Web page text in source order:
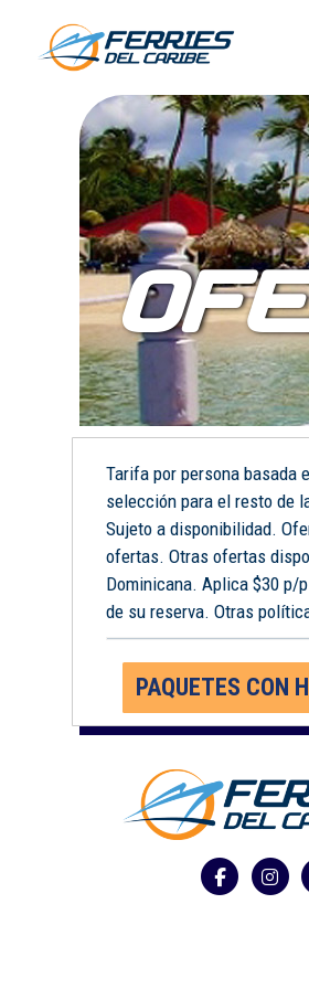
Tarifa por persona basada
selección para el resto de
Sujeto a disponibilidad.
ofertas. Otras ofertas
Dominicana. Aplica $30 p/
de su reserva. Otras
PAQUETES CON